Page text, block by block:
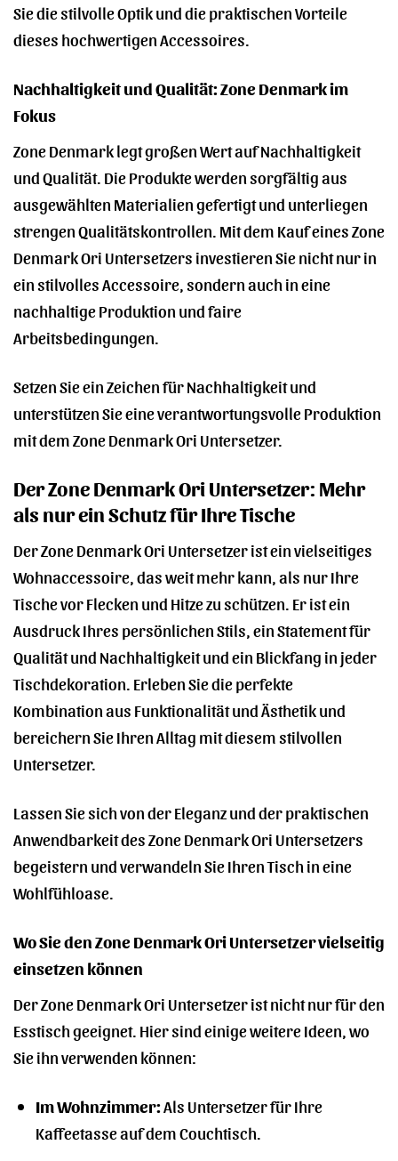
Sie die stilvolle Optik und die praktischen Vorteile
dieses hochwertigen Accessoires.
Nachhaltigkeit und Qualität: Zone Denmark im
Fokus
Zone Denmark legt großen Wert auf Nachhaltigkeit
und Qualität. Die Produkte werden sorgfältig aus
ausgewählten Materialien gefertigt und unterliegen
strengen Qualitätskontrollen. Mit dem Kauf eines Zone
Denmark Ori Untersetzers investieren Sie nicht nur in
ein stilvolles Accessoire, sondern auch in eine
nachhaltige Produktion und faire
Arbeitsbedingungen.
Setzen Sie ein Zeichen für Nachhaltigkeit und
unterstützen Sie eine verantwortungsvolle Produktion
mit dem Zone Denmark Ori Untersetzer.
Der Zone Denmark Ori Untersetzer: Mehr
als nur ein Schutz für Ihre Tische
Der Zone Denmark Ori Untersetzer ist ein vielseitiges
Wohnaccessoire, das weit mehr kann, als nur Ihre
Tische vor Flecken und Hitze zu schützen. Er ist ein
Ausdruck Ihres persönlichen Stils, ein Statement für
Qualität und Nachhaltigkeit und ein Blickfang in jeder
Tischdekoration. Erleben Sie die perfekte
Kombination aus Funktionalität und Ästhetik und
bereichern Sie Ihren Alltag mit diesem stilvollen
Untersetzer.
Lassen Sie sich von der Eleganz und der praktischen
Anwendbarkeit des Zone Denmark Ori Untersetzers
begeistern und verwandeln Sie Ihren Tisch in eine
Wohlfühloase.
Wo Sie den Zone Denmark Ori Untersetzer vielseitig
einsetzen können
Der Zone Denmark Ori Untersetzer ist nicht nur für den
Esstisch geeignet. Hier sind einige weitere Ideen, wo
Sie ihn verwenden können:
Im Wohnzimmer:Als Untersetzer für Ihre
Kaffeetasse auf dem Couchtisch.